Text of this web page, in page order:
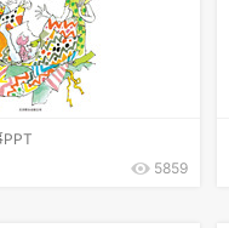
PPT
5859